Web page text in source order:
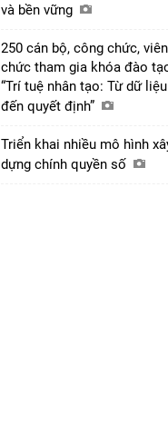
và bền vững
250 cán bộ, công chức, viên
chức tham gia khóa đào
“Trí tuệ nhân tạo: Từ dữ liệu
đến quyết định”
Triển khai nhiều mô hình
dựng chính quyền số